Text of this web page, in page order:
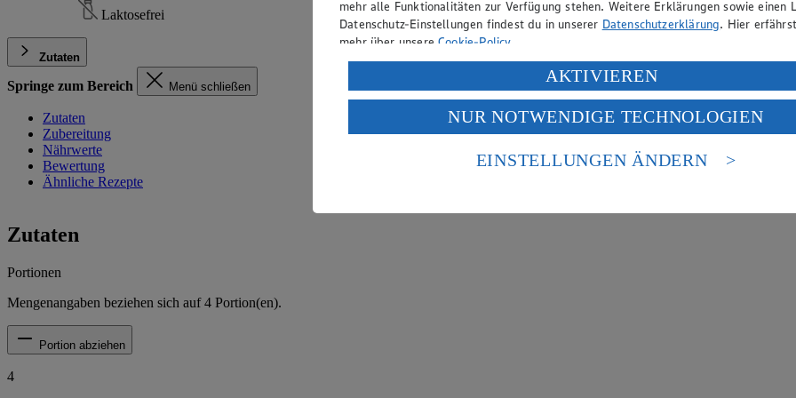
Laktosefrei
Zutaten
Springe zum Bereich Menü schließen
Zutaten
Zubereitung
Nährwerte
Bewertung
Ähnliche Rezepte
Zutaten
Portionen
Mengenangaben beziehen sich auf4 Portion(en).
Portion abziehen
4
mehr alle Funktionalitäten zur Verfügung stehen. Weitere Erklärungen sowie einen
Datenschutz-Einstellungen findest du in unserer Datenschutzerklärung. Hier
mehr über unsereCookie-Policy.
Verarbeitung deiner personenbezogenen Daten in den USA durch Facebook und
Wenn du auf „Aktivieren“ klickst, willigst du im Sinne des Art. 49 Abs. 1 Satz 1 lit.
ein, dass deine Daten in den USA verarbeitet werden. Der EuGH sieht die USA als
einem nach europäischen Standards nicht angemessenen Datenschutzniveau an. Es
Risiko eines Zugriffs durch US-amerikanische Behörden.
AKTIVIEREN
NUR NOTWENDIGE TECHNOLOGIEN
EINSTELLUNGEN ÄNDERN